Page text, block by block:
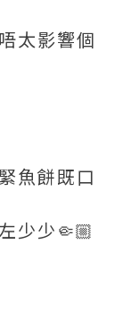
太影響個
魚餅既口
少少🤏🏼